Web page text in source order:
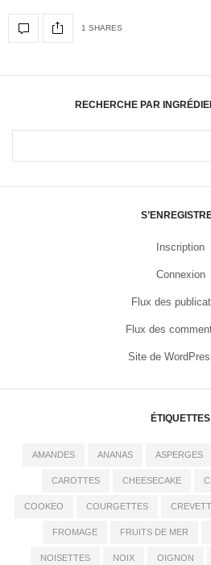
1 SHARES
RECHERCHE PAR
Inscription
Connexion
Flux des
Flux des
Site de
ÉTIQUETTES
AMANDES ANANAS ASPERGES
CAROTTES CHEESECAKE
COOKEO COURGETTES
FROMAGE FRUITS DE MER
NOISETTES NOIX OIGNON